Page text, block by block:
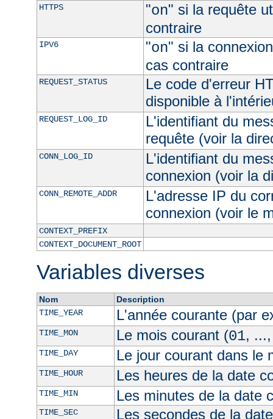
HTTPS "on" si la requête
contraire
IPV6 "on" si la
cas contraire
REQUEST_STATUS
Le code d'erreur
disponible à
REQUEST_LOG_ID
L'identifiant du
requête (voir la
CONN_LOG_ID
L'identifiant du
connexion (voir la
CONN_REMOTE_ADDR
L'adresse IP du
connexion (voir le
CONTEXT_PREFIX
CONTEXT_DOCUMENT_ROOT
Variables diverses
Nom
Description
TIME_YEAR
L'année courante (par
TIME_MON Le mois courant (01,
TIME_DAY Le jour courant dans le
TIME_HOUR Les heures de la date
TIME_MIN Les minutes de la date
TIME_SEC Les secondes de la